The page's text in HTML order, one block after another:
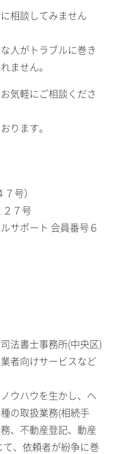
相談してみません
人がトラブルに巻き
ません。
気軽にご相談くださ
ります。
号）
７号
サポート 会員番号６
法書士事務所(中央区)
者向けサービスなど
ウハウを生かし、へ
の取扱業務(相続手
、不動産登記、動産
、依頼者が紛争に巻